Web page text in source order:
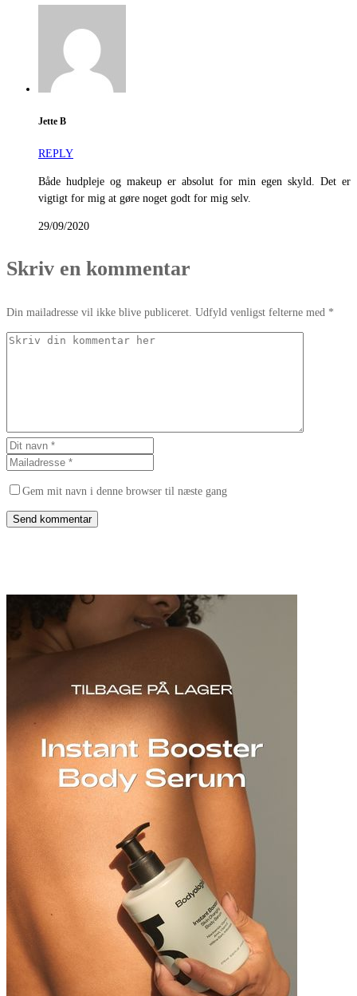
Jette B
REPLY
Både hudpleje og makeup er absolut for min egen skyld. Det er
vigtigt for mig at gøre noget godt for mig selv.
29/09/2020
Skriv en kommentar
Din mailadresse vil ikke blive publiceret. Udfyld venligst felterne med *
Gem mit navn i denne browser til næste gang